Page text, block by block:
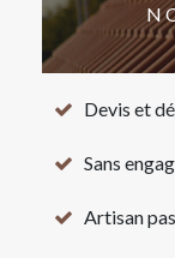
Devis et
Sans
Artisan